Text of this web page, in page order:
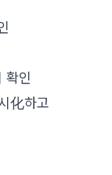
확인
化하고